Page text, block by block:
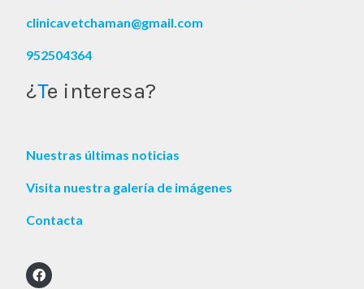
clinicavetchaman@gmail.com
952504364
¿Te interesa?
Nuestras últimas noticias
Visita nuestra galería de imágenes
Contacta